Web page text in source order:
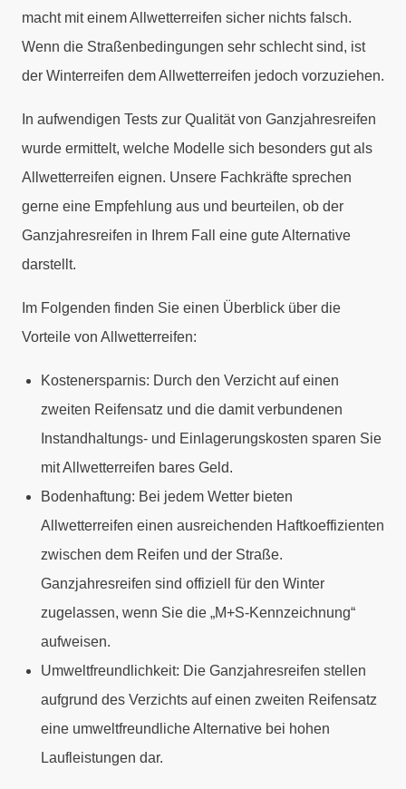
macht mit einem Allwetterreifen sicher nichts falsch.
Wenn die Straßenbedingungen sehr schlecht sind, ist
der Winterreifen dem Allwetterreifen jedoch vorzuziehen.
In aufwendigen Tests zur Qualität von Ganzjahresreifen
wurde ermittelt, welche Modelle sich besonders gut als
Allwetterreifen eignen. Unsere Fachkräfte sprechen
gerne eine Empfehlung aus und beurteilen, ob der
Ganzjahresreifen in Ihrem Fall eine gute Alternative
darstellt.
Im Folgenden finden Sie einen Überblick über die
Vorteile von Allwetterreifen:
Kostenersparnis: Durch den Verzicht auf einen
zweiten Reifensatz und die damit verbundenen
Instandhaltungs- und Einlagerungskosten sparen Sie
mit Allwetterreifen bares Geld.
Bodenhaftung: Bei jedem Wetter bieten
Allwetterreifen einen ausreichenden Haftkoeffizienten
zwischen dem Reifen und der Straße.
Ganzjahresreifen sind offiziell für den Winter
zugelassen, wenn Sie die „M+S-Kennzeichnung“
aufweisen.
Umweltfreundlichkeit: Die Ganzjahresreifen stellen
aufgrund des Verzichts auf einen zweiten Reifensatz
eine umweltfreundliche Alternative bei hohen
Laufleistungen dar.